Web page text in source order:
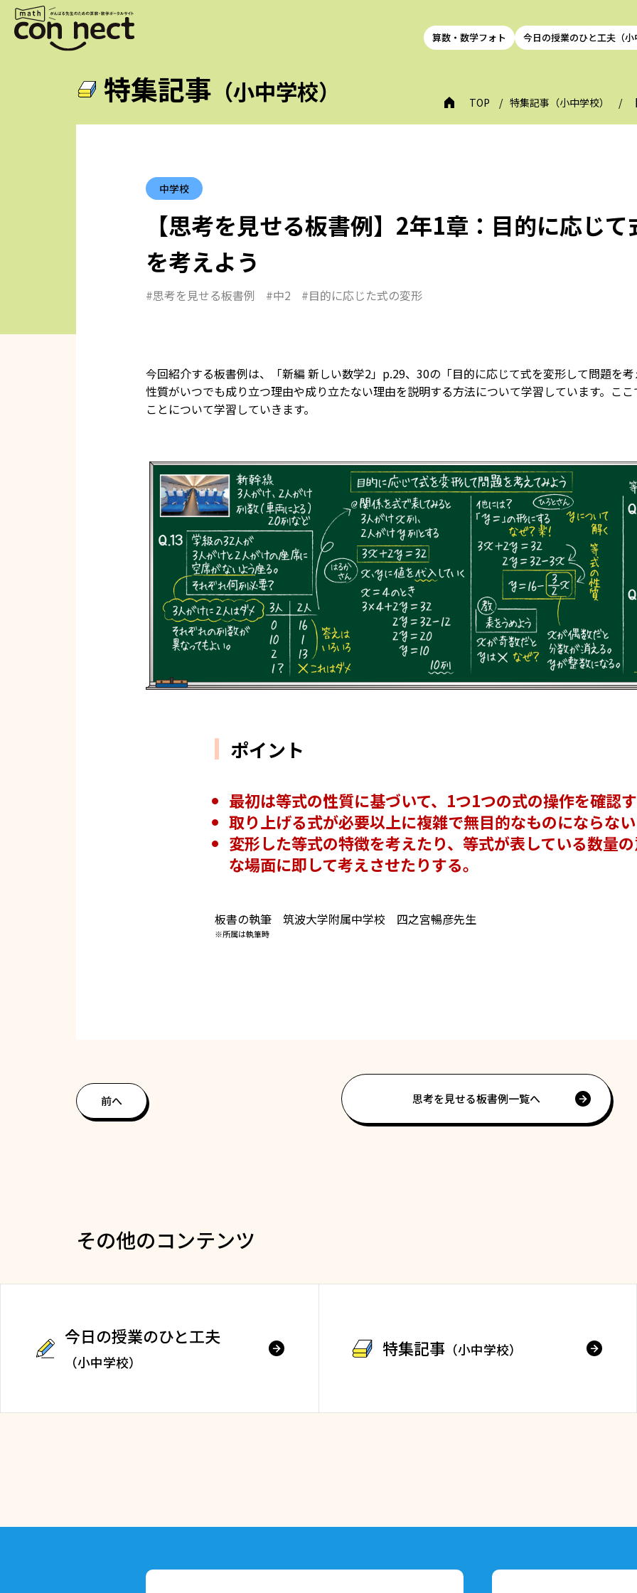
算数・数学フォト 今日の授業のひと工夫（小
特集記事 （小中学校） TOP 特集記事（小中学校）
中学校
【思考を見せる板書例】2年1章：目的に応じ
を考えよう
#思考を見せる板書例 #中2 #目的に応じた式の変形
今回紹介する板書例は、「新編 新しい数学2」p.29、30の「目的に応じて式を変形して問題を
性質がいつでも成り立つ理由や成り立たない理由を説明する方法について学習しています。こ
ことについて学習していきます。
ポイント
最初は等式の性質に基づいて、1つ1つの式の操作を確認
取り上げる式が必要以上に複雑で無目的なものにならな
変形した等式の特徴を考えたり、等式が表している数量
な場面に即して考えさせたりする。
板書の執筆 筑波大学附属中学校 四之宮暢彦先生
※所属は執筆時
前へ 思考を見せる板書例一覧へ
その他のコンテンツ
今日の授業のひと工夫
（小中学校）
特集記事 （小中学校）